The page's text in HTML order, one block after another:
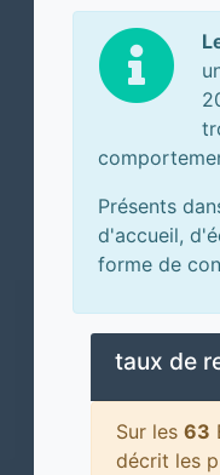
Présents
d'accueil,
forme de
taux de
Sur les 63
décrit les